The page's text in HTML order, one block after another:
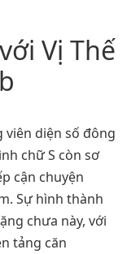
Vị Thế
diện số đông
chữ S còn sơ
cận chuyện
Sự hình thành
chưa này, với
tảng căn